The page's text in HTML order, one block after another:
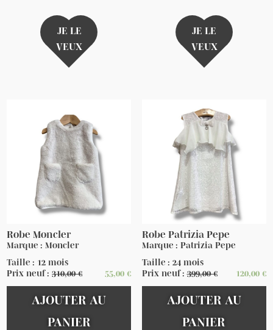
JE LE
VEUX
JE LE
VEUX
Robe Moncler
Marque : Moncler
Taille : 12 mois
Prix neuf :310,00€ 55,00 €
AJOUTER AU
PANIER
Robe Patrizia Pepe
Marque : Patrizia Pepe
Taille : 24 mois
Prix neuf :399,00€ 120,00 €
AJOUTER AU
PANIER